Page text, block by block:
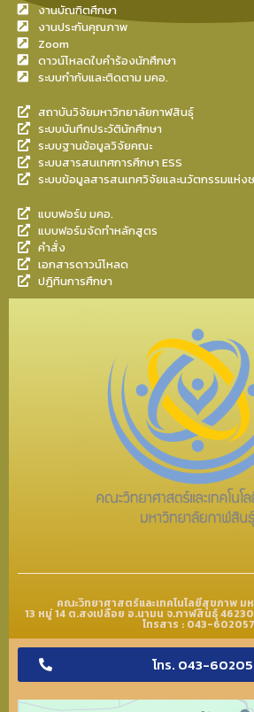
งานบัณฑิตศึกษา
งานประกันคุณภาพ
Zoom
ดาวน์โหลดใบคำร้องนักศึกษา
ระบบกำกับและติดตาม มคอ.
สถาบันวิจัยมหาวิทยาลัยกาฬสินธุ์
ระบบบันทึกประวัตินักศึกษา
ระบบฐานข้อมูลวิจัยคณะ
ระบบสารสนเทศการศึกษา ESS
ระบบข้อมูลสารสนเทศวิจัยและนวัตกรรมแห่ง
แบบฟอร์ม มคอ.
แบบฟอร์มจัดทำหลักสูตร
คำสั่ง
เอกสารดาวน์โหลด
ปฎิทินการศึกษา
คณะวิทยาศาสตร์และเทคโนโลยีสุขภาพ ม
13 หมู่ 14 ต.สงเปลือย อ.นามน จ.กาฬสินธุ์
โทรสาร : 043-602057
โทร. 043-